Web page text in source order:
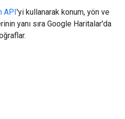
API'yi kullanarak konum, yön ve
yanı sıra Google Haritalar'da